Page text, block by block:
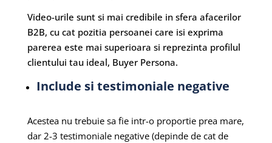
Video-urile sunt si mai credibile in sfera afacerilor
B2B, cu cat pozitia persoanei care isi exprima
parerea este mai superioara si reprezinta profilul
clientului tau ideal, Buyer Persona.
Include si testimoniale negative
Acestea nu trebuie sa fie intr-o proportie prea mare,
dar 2-3 testimoniale negative (depinde de cat de